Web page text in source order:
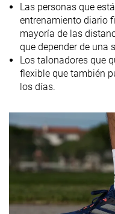
Técnica de
carrera
Talón
Medio/
Talla
Tallan bien
Rigidez de la
la rigidez de la
mediasuela
en frío
Pequeña
delantera
Las personas que
entrenamiento diario
mayoría de las
que depender de una
Los talonadores que
flexible que también
los días.